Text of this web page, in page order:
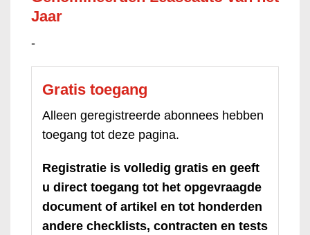
Jaar
-
Gratis toegang
Alleen geregistreerde abonnees hebben
toegang tot deze pagina.
Registratie is volledig gratis en geeft
u direct toegang tot het opgevraagde
document of artikel en tot honderden
andere checklists, contracten en tests